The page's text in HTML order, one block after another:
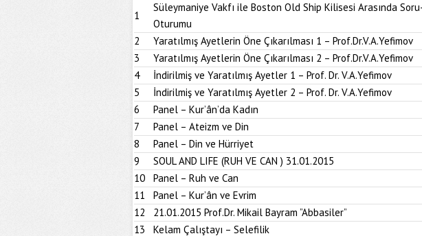
1
Süleymaniye Vakfı ile Boston Old Ship Kilisesi Arasında
Oturumu
2
Yaratılmış Ayetlerin Öne Çıkarılması 1 – Prof.Dr.V.A.Yefimov
3
Yaratılmış Ayetlerin Öne Çıkarılması 2 – Prof.Dr.V.A.Yefimov
4
İndirilmiş ve Yaratılmış Ayetler 1 – Prof. Dr. V.A.Yefimov
5
İndirilmiş ve Yaratılmış Ayetler 2 – Prof. Dr. V.A.Yefimov
6
Panel – Kur’ân’da Kadın
7
Panel – Ateizm ve Din
8
Panel – Din ve Hürriyet
9
SOUL AND LIFE (RUH VE CAN ) 31.01.2015
10
Panel – Ruh ve Can
11
Panel – Kur’ân ve Evrim
12
21.01.2015 Prof.Dr. Mikail Bayram ”Abbasiler”
13
Kelam Çalıştayı – Selefilik